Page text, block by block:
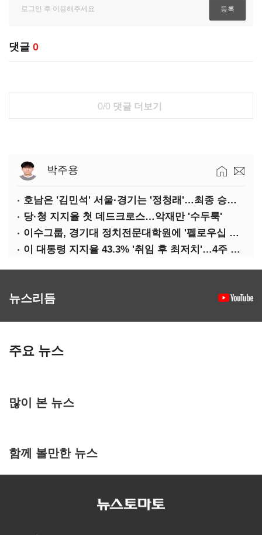
댓글 0
0/0 댓글 더보기
박주용
호남은 '김민석' 서울·경기는 '정청래'…최종 승자는 '안갯속'
당·청 지지율 첫 데드크로스…악재만 '수두룩'
이수그룹, 경기대 정치전문대학원에 '펠로우십 기금' 3900만원 출연
이 대통령 지지율 43.3% '취임 후 최저치'…4주 연속 '하락'
뉴스리듬
주요 뉴스
많이 본 뉴스
함께 볼만한 뉴스